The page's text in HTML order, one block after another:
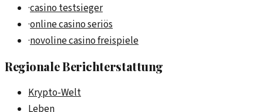
·casino testsieger
·online casino seriös
·novoline casino freispiele
Regionale Berichterstattung
Krypto-Welt